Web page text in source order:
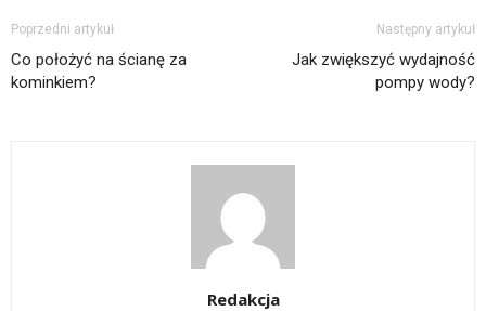
Poprzedni artykuł
Co położyć na ścianę za
kominkiem?
Następny artykuł
Jak zwiększyć wydajność
pompy wody?
Redakcja